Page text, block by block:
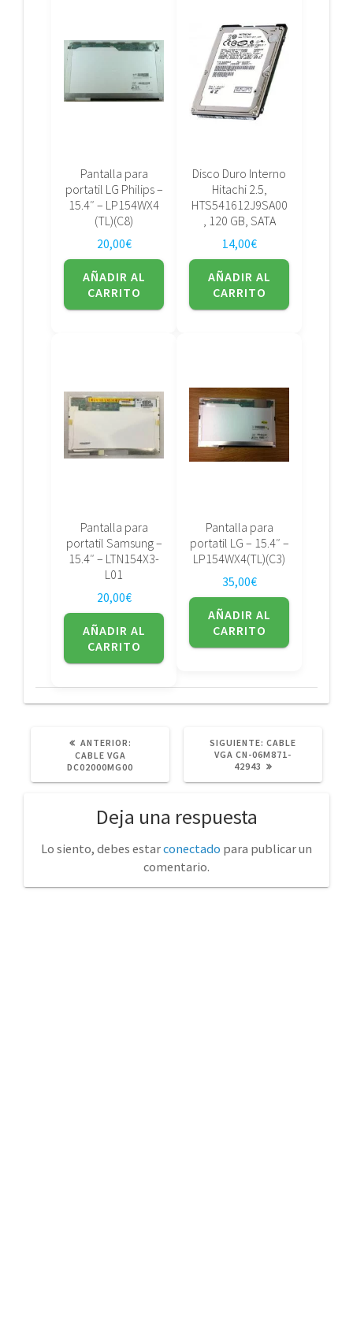
Pantalla para
portatil LG Philips –
15.4″ – LP154WX4
(TL)(C8)
20,00€
AÑADIR AL
CARRITO
Disco Duro Interno
Hitachi 2.5,
HTS541612J9SA00
, 120 GB, SATA
14,00€
AÑADIR AL
CARRITO
Pantalla para
portatil Samsung –
15.4″ – LTN154X3-
L01
20,00€
AÑADIR AL
CARRITO
Pantalla para
portatil LG – 15.4″ –
LP154WX4(TL)(C3)
35,00€
AÑADIR AL
CARRITO
ANTERIOR:
CABLE VGA
DC02000MG00
SIGUIENTE: SIGUIENTE
POST:
CABLE
VGA CN-06M871-
42943
Deja una respuesta
Lo siento, debes estarconectado para publicar un
comentario.